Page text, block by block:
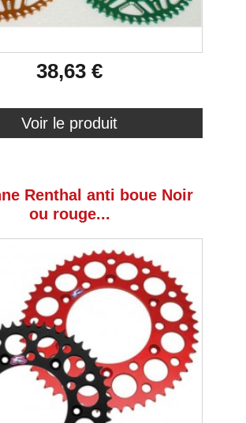
38,63 €
Voir le produit
Renthal anti boue Noir
ou rouge...